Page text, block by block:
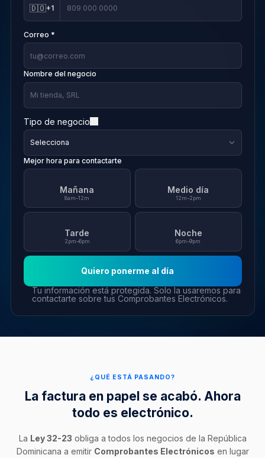
🇩🇴+1
Correo *
Nombre del negocio
Tipo de negocio
Mejor hora para contactarte
Mañana
8am–12m
Medio día
12m–2pm
Tarde
2pm–6pm
Noche
6pm–9pm
Quiero ponerme al día
Tu información está protegida. Solo la usaremos para
contactarte sobre tus Comprobantes Electrónicos.
¿QUÉ ESTÁ PASANDO?
La factura en papel se acabó. Ahora
todo es electrónico.
La Ley 32-23 obliga a todos los negocios de la República
Dominicana a emitir Comprobantes Electrónicos en lugar